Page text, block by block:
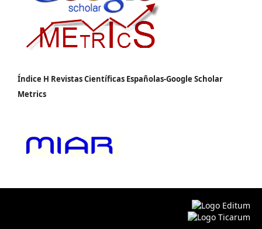
Índice H Revistas Científicas Españolas-Google Scholar
Metrics